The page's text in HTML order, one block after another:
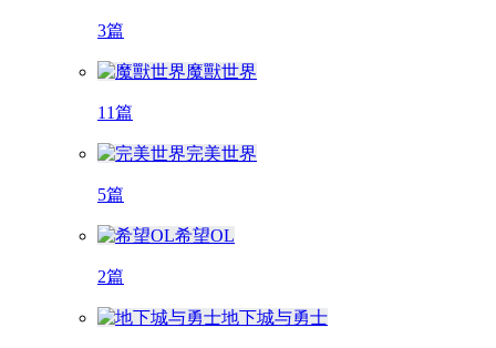
3篇
魔獸世界
11篇
完美世界
5篇
希望OL
2篇
地下城与勇士